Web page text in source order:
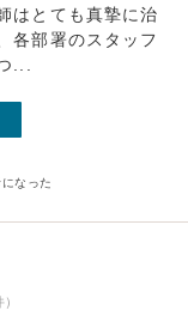
はとても真摯に治
各部署のスタッフ
...
なった